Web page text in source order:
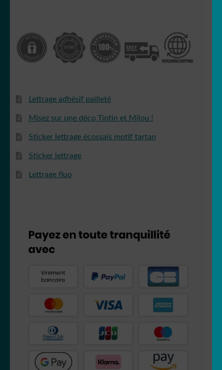
Lettrage adhésif pailleté
Misez sur une déco Tintin et Milou !
Sticker lettrage écossais motif tartan
Sticker lettrage
Lettrage fluo